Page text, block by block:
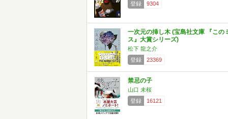
登録
9304
一次元の挿し木 (宝島社文庫 『この
ス』大賞シリーズ)
松下 龍之介
登録
23369
禁忌の子
山口 未桜
登録
16121